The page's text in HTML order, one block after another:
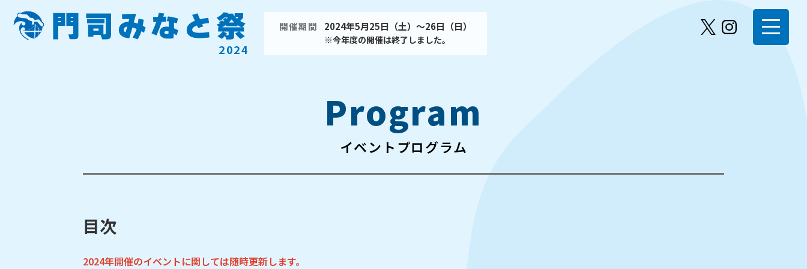
2024
開催期間 2024年5月25日（土）～26日（日）
※今年度の開催は終了しました。
Program
イベントプログラム
目次
2024年開催のイベントに関しては随時更新します。